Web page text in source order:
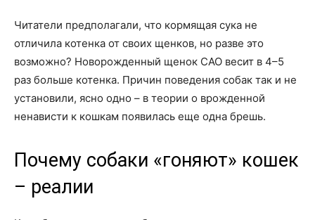
Читатели предполагали, что кормящая сука не
отличила котенка от своих щенков, но разве это
возможно? Новорожденный щенок САО весит в 4–5
раз больше котенка. Причин поведения собак так и не
установили, ясно одно – в теории о врожденной
ненависти к кошкам появилась еще одна брешь.
Почему собаки «гоняют» кошек
– реалии